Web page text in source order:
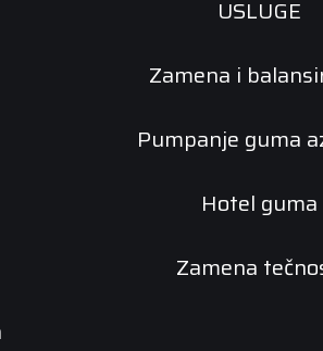
USLUGE
Zamena i
Pumpanje guma
Hotel guma
Zamena